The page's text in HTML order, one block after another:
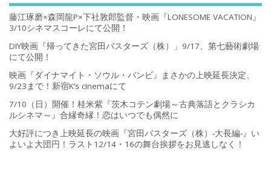
藤江琢磨×森岡龍P×下社敦郎監督・映画『LONESOME VACATION』
3/10シネマスコーレにて公開！
DIY映画『帰ってきた宮田バスターズ（株）」9/17、第七藝術劇場
にて公開！
映画『ダイナマイト・ソウル・バンビ』まさかの上映延長決定、
9/23まで！新宿K’s cinemaにて
7/10（日）開催！桂米紫『茨木コテン劇場～古典落語とクラシカ
ルシネマ～』合縁奇縁！恋はいつでも偶然に
大好評につき上映延長の映画『宮田バスターズ（株）-大長編-』い
よいよ大団円！ラスト12/14・16の舞台挨拶をお見逃しなく！